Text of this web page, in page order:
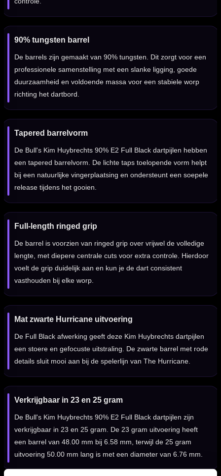
90% tungsten barrel
De barrels zijn gemaakt van 90% tungsten. Dit zorgt voor een
professionele samenstelling met een slanke ligging, goede
duurzaamheid en voldoende massa voor een stabiele worp
richting het dartbord.
Tapered barrelvorm
De Bull's Kim Huybrechts 90% E2 Full Black dartpijlen hebben
een tapered barrelvorm. De lichte taps toelopende vorm helpt
bij een natuurlijke vingerplaatsing en ondersteunt een soepele
release tijdens het gooien.
Full-length ringed grip
De barrel is voorzien van ringed grip over vrijwel de volledige
lengte, met diepere centrale cuts voor extra controle. Hierdoor
voelt de grip duidelijk aan en kun je de dart consistent
vasthouden bij elke worp.
Mat zwarte Hurricane uitvoering
De Full Black afwerking geeft deze Kim Huybrechts dartpijlen
een stoere en gefocuste uitstraling. De zwarte barrel met rode
details sluit mooi aan bij de spelerlijn van The Hurricane.
Verkrijgbaar in 23 en 25 gram
De Bull's Kim Huybrechts 90% E2 Full Black dartpijlen zijn
verkrijgbaar in 23 en 25 gram. De 23 gram uitvoering heeft
een barrel van 48.00 mm bij 6.58 mm, terwijl de 25 gram
uitvoering 50.00 mm lang is met een diameter van 6.76 mm.